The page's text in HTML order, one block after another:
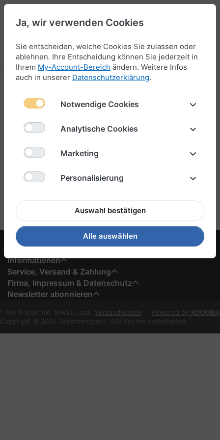
Menü Anmelden Vergleichen Wunschliste Warenkorb
97-118 von 118
Filtern & Sortieren
Zurück 1 2 3
Informationen
Service, Versand & Zahlung
Firma, Impressum & Datenschutz
Newsletter abonnieren
* Alle Preise inkl. MwSt., zzgl. Versandkosten Powered by KOOMBA
Copyright © 2026 Seemannsgarn. Alle Rechte vorbehalten.
Ja, wir verwenden Cookies
Sie entscheiden, welche Cookies Sie zulassen oder
ablehnen. Ihre Entscheidung können Sie jederzeit in
Ihrem My-Account-Bereich ändern. Weitere Infos
auch in unserer Datenschutzerklärung.
Notwendige Cookies
Analytische Cookies
Marketing
Personalisierung
Auswahl bestätigen
Alle auswählen